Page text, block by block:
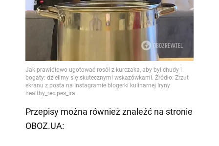
Przepisy można również znaleźć na stronie
OBOZ.UA: